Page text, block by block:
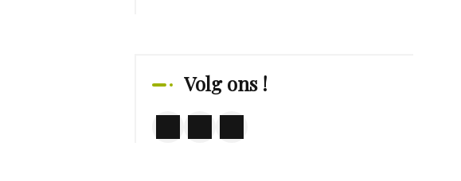
Volg ons !